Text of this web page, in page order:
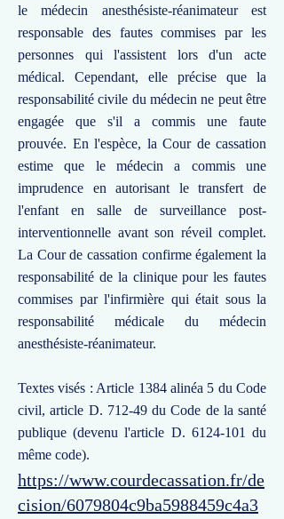
le médecin anesthésiste-réanimateur est
responsable des fautes commises par les
personnes qui l'assistent lors d'un acte
médical. Cependant, elle précise que la
responsabilité civile du médecin ne peut être
engagée que s'il a commis une faute
prouvée. En l'espèce, la Cour de cassation
estime que le médecin a commis une
imprudence en autorisant le transfert de
l'enfant en salle de surveillance post-
interventionnelle avant son réveil complet.
La Cour de cassation confirme également la
responsabilité de la clinique pour les fautes
commises par l'infirmière qui était sous la
responsabilité médicale du médecin
anesthésiste-réanimateur.
Textes visés : Article 1384 alinéa 5 du Code
civil, article D. 712-49 du Code de la santé
publique (devenu l'article D. 6124-101 du
même code).
https://www.courdecassation.fr/de
cision/6079804c9ba5988459c4a3